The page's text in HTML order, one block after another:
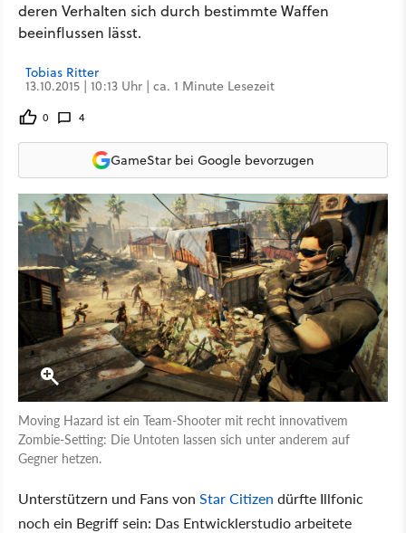
deren Verhalten sich durch bestimmte Waffen
beeinflussen lässt.
Tobias Ritter
13.10.2015 | 10:13 Uhr | ca. 1 Minute Lesezeit
0 4
GameStar bei Google bevorzugen
Moving Hazard ist ein Team-Shooter mit recht innovativem
Zombie-Setting: Die Untoten lassen sich unter anderem auf
Gegner hetzen.
Unterstützern und Fans von Star Citizen dürfte Illfonic
noch ein Begriff sein: Das Entwicklerstudio arbeitete